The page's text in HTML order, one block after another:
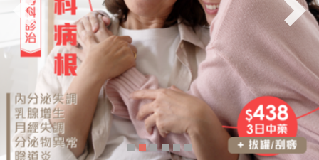
Previous